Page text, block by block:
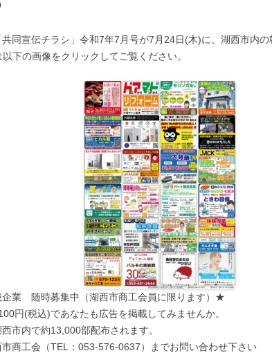
同宣伝チラシ」令和7年7月号が7月24日(木)に、湖西市内
下の画像をクリックしてご覧ください。
業 随時募集中（湖西市商工会員に限ります）★
円(税込)であなたも広告を掲載してみませんか。
市内で約13,000部配布されます。
商工会（TEL：053-576-0637）までお問い合わせ下さい